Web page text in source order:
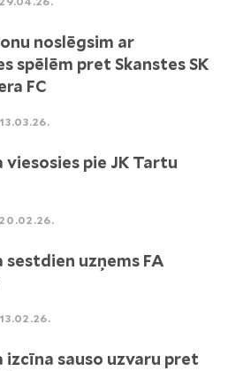
noslēgsim ar
spēlēm pret Skanstes SK
FC
viesosies pie JK Tartu
sestdien uzņems FA
izcīna sauso uzvaru pret